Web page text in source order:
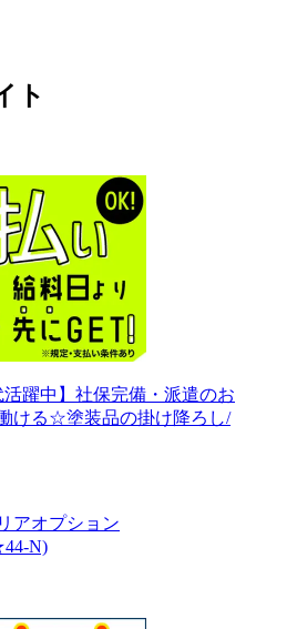
ト
活躍中】社保完備・派遣のお
ける☆塗装品の掛け降ろし/
アオプション
N)